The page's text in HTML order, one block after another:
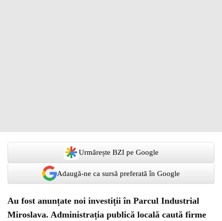
Urmărește BZI pe Google
Adaugă-ne ca sursă preferată în Google
Au fost anunțate noi investiții în Parcul Industrial
Miroslava. Administrația publică locală caută firme